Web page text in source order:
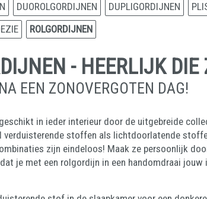
DUOROLGORDIJNEN DUPLIGORDIJNEN
ROLGORDIJNEN
- HEERLIJK DIE
EEN ZONOVERGOTEN DAG!
in ieder interieur door de uitgebreide
verduisterende stoffen als lichtdoorlatende
zijn eindeloos! Maak ze persoonlijk
je met een rolgordijn in een handomdraai